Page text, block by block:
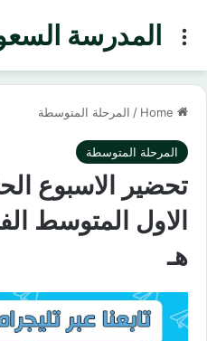
المدرسةMenu
/ المرحلة المتوسطة
المرحلة المتوسطة
تحضير الاسبوع
هـ